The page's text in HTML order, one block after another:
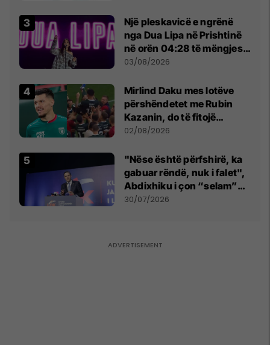
Një pleskavicë e ngrënë
nga Dua Lipa në Prishtinë
në orën 04:28 të mëngjesit
- dhe bota digjitale serbe
03/08/2026
Mirlind Daku mes lotëve
përshëndetet me Rubin
Kazanin, do të fitojë
miliona te Spartak Moska
02/08/2026
"Nëse është përfshirë, ka
gabuar rëndë, nuk i falet",
Abdixhiku i çon “selam”
Përparim Ramës
30/07/2026